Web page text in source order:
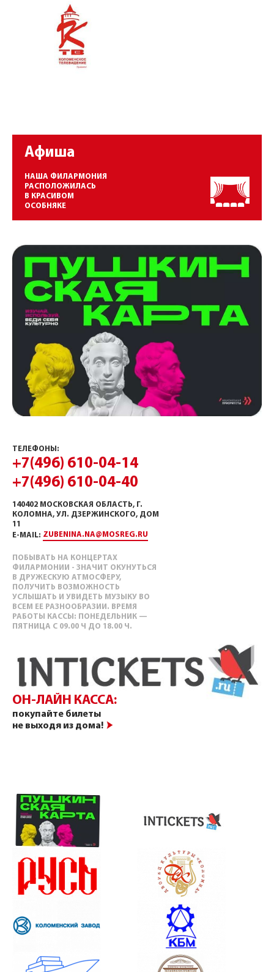
Афиша
НАША ФИЛАРМОНИЯ
РАСПОЛОЖИЛАСЬ
В КРАСИВОМ
ОСОБНЯКЕ
ТЕЛЕФОНЫ:
+7(496) 610-04-14
+7(496) 610-04-40
140402 МОСКОВСКАЯ ОБЛАСТЬ, Г.
КОЛОМНА, УЛ. ДЗЕРЖИНСКОГО, ДОМ
11
E-MAIL: ZUBENINA.NA@MOSREG.RU
ПОБЫВАТЬ НА КОНЦЕРТАХ
ФИЛАРМОНИИ - ЗНАЧИТ ОКУНУТЬСЯ
В ДРУЖЕСКУЮ АТМОСФЕРУ,
ПОЛУЧИТЬ ВОЗМОЖНОСТЬ
УСЛЫШАТЬ И УВИДЕТЬ МУЗЫКУ ВО
ВСЕМ ЕЕ РАЗНООБРАЗИИ. ВРЕМЯ
РАБОТЫ КАССЫ: ПОНЕДЕЛЬНИК —
ПЯТНИЦА С 09.00 Ч ДО 18.00 Ч.
ОН-ЛАЙН КАССА:
покупайте билеты
не выходя из дома!